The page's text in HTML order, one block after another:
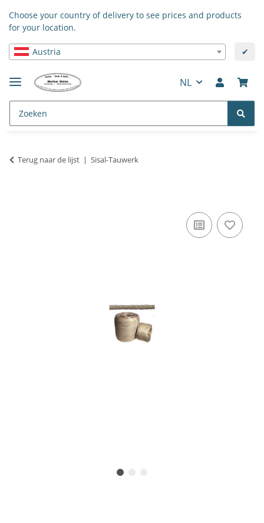
Choose your country of delivery to see prices and products
for your location.
Austria ✔
NL
Terug naar de lijst Sisal-Tauwerk